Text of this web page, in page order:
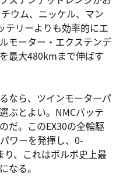
ウム、ニッケル、マン
テリーよりも効率的にエ
モーター・エクステンデ
最大480kmまで伸ばす
なら、ツインモーターパ
ぶとよい。NMCバッテ
だ。このEX30の全輪駆
ワーを発揮し、0-
、これはボルボ史上最
なる。